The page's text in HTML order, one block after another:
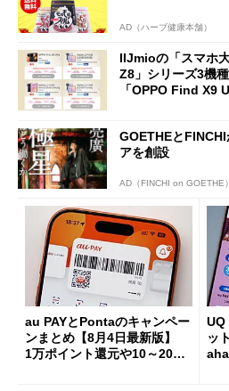
AD（ハーブ健康本舗）
IIJmioの「スマホ
Z8」シリーズ3機
「OPPO Find X9
GOETHEと
アを創設
AD（FINCHI on GOETHE）
au PAYとPontaのキャンペー
ンまとめ【8月4日最新版】
1万ポイント還元や10～20％
UQ
ッ